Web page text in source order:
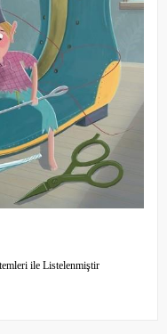
ile Listelenmiştir